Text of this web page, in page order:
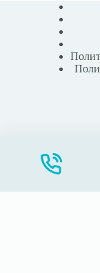
90,00₴